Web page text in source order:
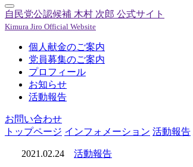
自民党公認候補 木村 次郎 公式サイト
Kimura Jiro Official Website
個人献金のご案内
党員募集のご案内
プロフィール
お知らせ
活動報告
お問い合わせ
トップページ インフォメーション 活動報告
2021.02.24 活動報告